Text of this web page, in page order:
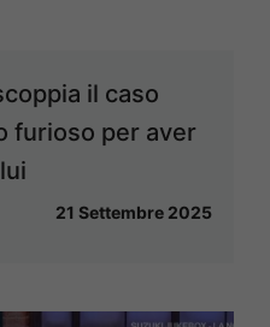
il caso
furioso per aver
21 Settembre 2025